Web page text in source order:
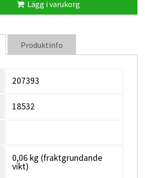
Lägg i varukorg
Produktinfo
207393
18532
0,06 kg (fraktgrundande
vikt)